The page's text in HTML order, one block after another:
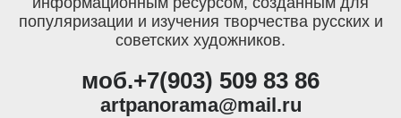
популяризации и изучения творчества русских и
советских художников.
моб.+7(903) 509 83 86
artpanorama@mail.ru